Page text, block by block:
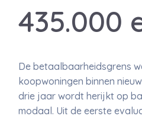
435.000
De betaalbaarheidsgrens
koopwoningen binnen
drie jaar wordt herijkt op
modaal. Uit de eerste